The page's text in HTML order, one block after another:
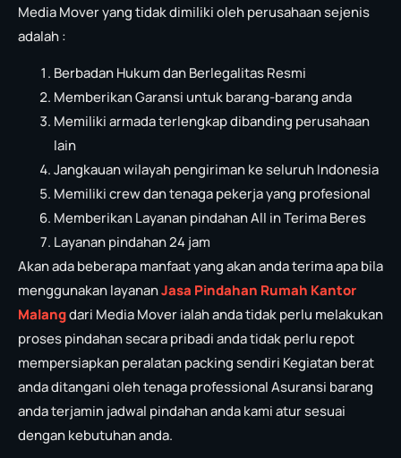
Media Mover yang tidak dimiliki oleh perusahaan sejenis
adalah :
Berbadan Hukum dan Berlegalitas Resmi
Memberikan Garansi untuk barang-barang anda
Memiliki armada terlengkap dibanding perusahaan
lain
Jangkauan wilayah pengiriman ke seluruh Indonesia
Memiliki crew dan tenaga pekerja yang profesional
Memberikan Layanan pindahan All in Terima Beres
Layanan pindahan 24 jam
Akan ada beberapa manfaat yang akan anda terima apa bila
menggunakan layananJasa Pindahan Rumah Kantor
Malangdari Media Mover ialah anda tidak perlu melakukan
proses pindahan secara pribadi anda tidak perlu repot
mempersiapkan peralatan packing sendiri Kegiatan berat
anda ditangani oleh tenaga professional Asuransi barang
anda terjamin jadwal pindahan anda kami atur sesuai
dengan kebutuhan anda.